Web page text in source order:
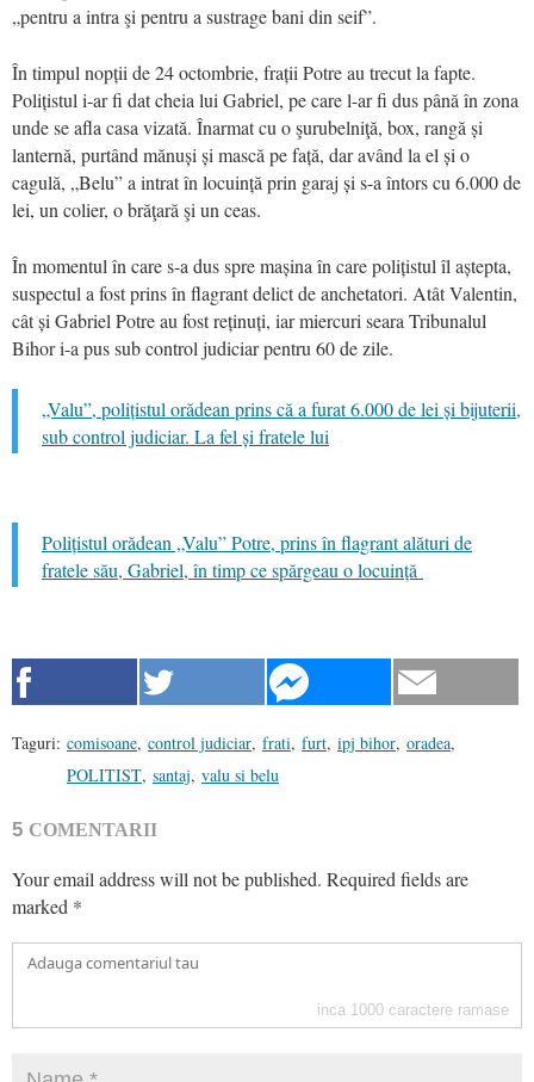
„pentru a intra şi pentru a sustrage bani din seif”.
În timpul nopții de 24 octombrie, frații Potre au trecut la fapte.
Polițistul i-ar fi dat cheia lui Gabriel, pe care l-ar fi dus până în zona
unde se afla casa vizată. Înarmat cu o şurubelniţă, box, rangă și
lanternă, purtând mănuși și mască pe față, dar având la el și o
cagulă, „Belu” a intrat în locuință prin garaj și s-a întors cu 6.000 de
lei, un colier, o brăţară şi un ceas.
În momentul în care s-a dus spre mașina în care polițistul îl aștepta,
suspectul a fost prins în flagrant delict de anchetatori. Atât Valentin,
cât și Gabriel Potre au fost reținuți, iar miercuri seara Tribunalul
Bihor i-a pus sub control judiciar pentru 60 de zile.
„Valu”, polițistul orădean prins că a furat 6.000 de lei și bijuterii,
sub control judiciar. La fel și fratele lui
Polițistul orădean „Valu” Potre, prins în flagrant alături de
fratele său, Gabriel, în timp ce spărgeau o locuință
Taguri: comisoane, control judiciar, frati, furt, ipj bihor, oradea,
POLITIST, santaj, valu si belu
5 COMENTARII
Your email address will not be published. Required fields are
marked *
inca 1000 caractere ramase